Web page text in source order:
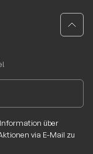
über
via E-Mail zu